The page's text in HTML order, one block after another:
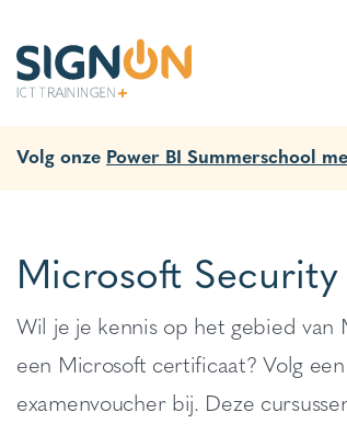
Volg onze Power BI Summerschool
Microsoft Security
Wil je je kennis op het gebied
een Microsoft certificaat? Volg
examenvoucher bij. Deze